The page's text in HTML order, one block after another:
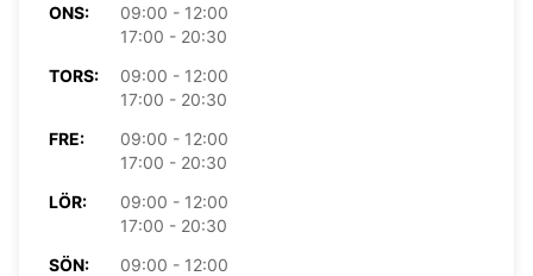
ONS:
09:00 - 12:00
17:00 - 20:30
TORS:
09:00 - 12:00
17:00 - 20:30
FRE:
09:00 - 12:00
17:00 - 20:30
LÖR:
09:00 - 12:00
17:00 - 20:30
SÖN:
09:00 - 12:00